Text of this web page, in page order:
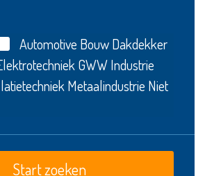
Automotive BouwDakdekker
GWWIndustrie
Metaalindustrie Niet